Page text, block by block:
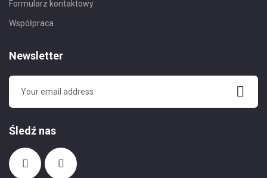
Formularz kontaktowy
Współpraca
Newsletter
Śledź nas